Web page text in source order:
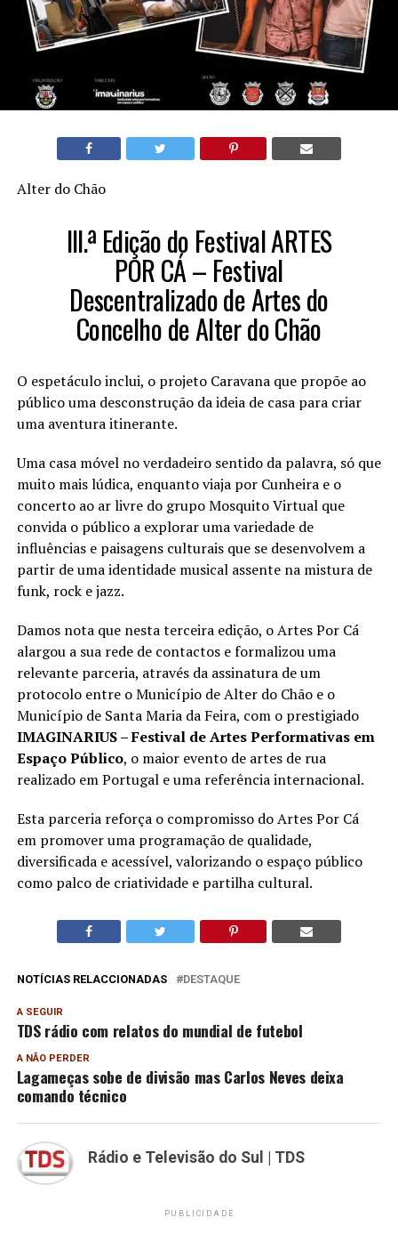
Alter do Chão
III.ª Edição do Festival ARTES
POR CÁ – Festival
Descentralizado de Artes do
Concelho de Alter do Chão
O espetáculo inclui, o projeto Caravana que propõe ao
público uma desconstrução da ideia de casa para criar
uma aventura itinerante.
Uma casa móvel no verdadeiro sentido da palavra, só que
muito mais lúdica, enquanto viaja por Cunheira e o
concerto ao ar livre do grupo Mosquito Virtual que
convida o público a explorar uma variedade de
influências e paisagens culturais que se desenvolvem a
partir de uma identidade musical assente na mistura de
funk, rock e jazz.
Damos nota que nesta terceira edição, o Artes Por Cá
alargou a sua rede de contactos e formalizou uma
relevante parceria, através da assinatura de um
protocolo entre o Município de Alter do Chão e o
Município de Santa Maria da Feira, com o prestigiado
IMAGINARIUS – Festival de Artes Performativas em
Espaço Público, o maior evento de artes de rua
realizado em Portugal e uma referência internacional.
Esta parceria reforça o compromisso do Artes Por Cá
em promover uma programação de qualidade,
diversificada e acessível, valorizando o espaço público
como palco de criatividade e partilha cultural.
NOTÍCIAS RELACCIONADAS DESTAQUE
A SEGUIR
TDS rádio com relatos do mundial de futebol
A NÃO PERDER
Lagameças sobe de divisão mas Carlos Neves deixa
comando técnico
Rádio e Televisão do Sul | TDS
PUBLICIDADE